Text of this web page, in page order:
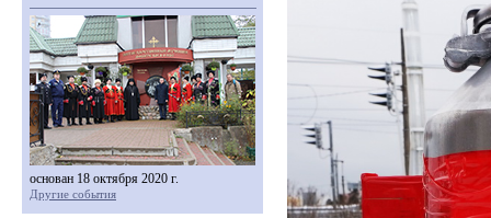
основан 18 октября 2020 г.
Другие события